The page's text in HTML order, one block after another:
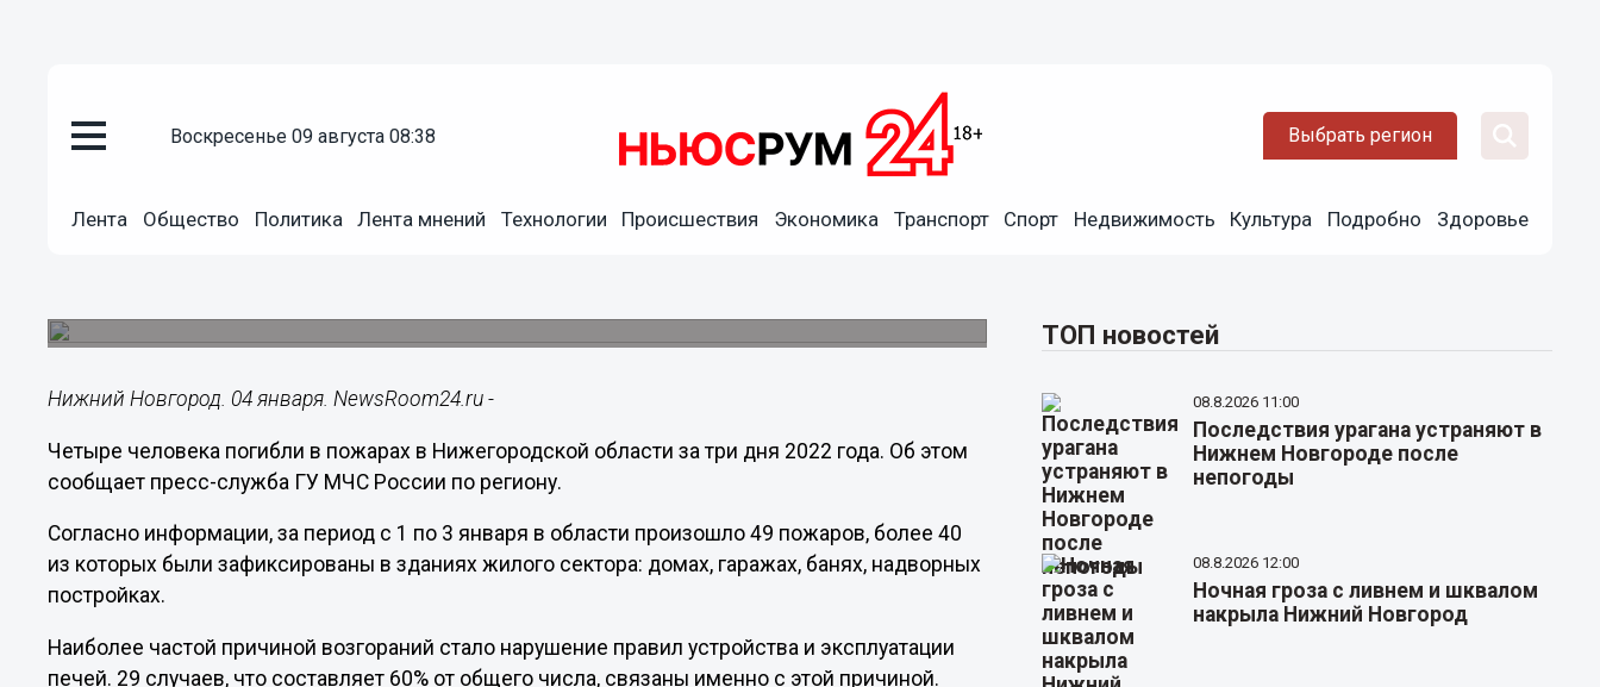
воскресенье 09 августа 08:38 Выбрать регион
Лента Общество Политика Лента мнений Технологии Происшествия Экономика Транспорт Спорт Недвижимость Культура Подробно Здоровье
Четыре нижегородца погибли в пожарах за три дня 2022
Нижний Новгород. 04 января. NewsRoom24.ru -
Четыре человека погибли в пожарах в Нижегородской области за три дня 2022 года. Об этом
сообщает пресс-служба ГУ МЧС России по региону.
Согласно информации, за период с 1 по 3 января в области произошло 49 пожаров, более 40
из которых были зафиксированы в зданиях жилого сектора: домах, гаражах, банях, надворных
постройках.
Наиболее частой причиной возгораний стало нарушение правил устройства и эксплуатации
печей. 29 случаев, что составляет 60% от общего числа, связаны именно с этой причиной.
ТОП новостей
08.8.2026 11:00
Последствия урагана устраняют в
Нижнем Новгороде после
непогоды
08.8.2026 12:00
Ночная гроза с ливнем и шквалом
накрыла Нижний Новгород